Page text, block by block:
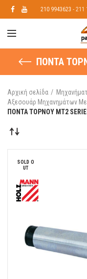
210 9943623 - 211
ΠΟΝΤΑ
Αρχική σελίδα
Αξεσουάρ Μηχανημάτων
ΠΟΝΤΑ ΤΟΡΝΟΥ ΜΤ2
SOLD O
UT